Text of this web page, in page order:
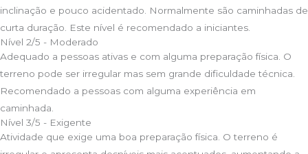
inclinação e pouco acidentado. Normalmente são caminhadas de
curta duração. Este nível é recomendado a iniciantes.
Nível 2/5 - Moderado
Adequado a pessoas ativas e com alguma preparação física. O
terreno pode ser irregular mas sem grande dificuldade técnica.
Recomendado a pessoas com alguma experiência em
caminhada.
Nível 3/5 - Exigente
Atividade que exige uma boa preparação física. O terreno é